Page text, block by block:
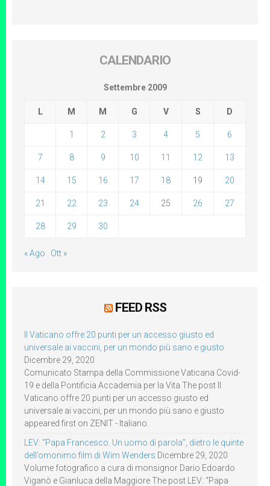
CALENDARIO
Settembre 2009
L M M G V S D
1 2 3 4 5 6
7 8 9 10 11 12 13
14 15 16 17 18 19 20
21 22 23 24 25 26 27
28 29 30
« Ago Ott »
FEED RSS
Il Vaticano offre 20 punti per un accesso giusto ed
universale ai vaccini, per un mondo più sano e giusto
Dicembre 29, 2020
Comunicato Stampa della Commissione Vaticana Covid-
19 e della Pontificia Accademia per la Vita The post Il
Vaticano offre 20 punti per un accesso giusto ed
universale ai vaccini, per un mondo più sano e giusto
appeared first on ZENIT - Italiano.
LEV: “Papa Francesco. Un uomo di parola”, dietro le quinte
dell’omonimo film di Wim Wenders Dicembre 29, 2020
Volume fotografico a cura di monsignor Dario Edoardo
Viganò e Gianluca della Maggiore The post LEV: “Papa